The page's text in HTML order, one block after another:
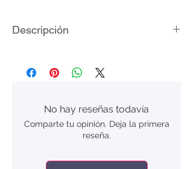
Descripción
Cristales zirconia cúbica
Empaque: bolsita de terciopelo
No hay reseñas todavía
Comparte tu opinión. Deja la primera
reseña.